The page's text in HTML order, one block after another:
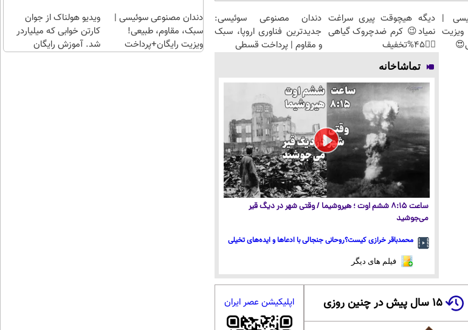
| دیگه هیچوقت پیری سراغت
نمیاد😉 کرم ضدچروک گیاهی
👈🏻45%تخفیف
دندان مصنوعی سوئیسی:
جدیدترین فناوری اروپا، سبک
و مقاوم | پرداخت قسطی
تماشاخانه
ساعت ۸:۱۵ ششم اوت ؛ هیروشیما / وقتی شهر در دیگ قیر
می‌جوشید
محمدباقر خرازی کیست؟روحانی جنجالی با ادعاها و ایده‌های تخیلی
فیلم های دیگر
۱۵ سال پیش در چنین روزی اپلیکیشن عصر ایران
احراز
کن
دندان مصنوعی سوئیسی |
سبک، مقاوم، طبیعی!
ویزیت رایگان+پرداخت
ویدیو هولناک از جوان
کارتن خوابی که میلیاردر
شد. آموزش رایگان